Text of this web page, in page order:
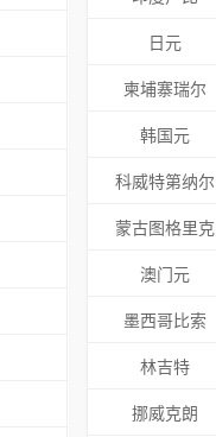
日元
柬埔寨瑞尔
韩国元
科威特第纳尔
蒙古图格里克
澳门元
墨西哥比索
林吉特
挪威克朗